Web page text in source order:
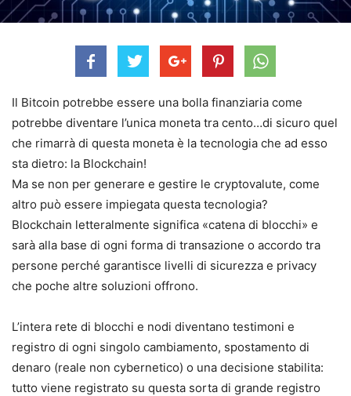
Il Bitcoin potrebbe essere una bolla finanziaria come
potrebbe diventare l’unica moneta tra cento…di sicuro quel
che rimarrà di questa moneta è la tecnologia che ad esso
sta dietro: la Blockchain!
Ma se non per generare e gestire le cryptovalute, come
altro può essere impiegata questa tecnologia?
Blockchain letteralmente significa «catena di blocchi» e
sarà alla base di ogni forma di transazione o accordo tra
persone perché garantisce livelli di sicurezza e privacy
che poche altre soluzioni offrono.
L’intera rete di blocchi e nodi diventano testimoni e
registro di ogni singolo cambiamento, spostamento di
denaro (reale non cybernetico) o una decisione stabilita:
tutto viene registrato su questa sorta di grande registro